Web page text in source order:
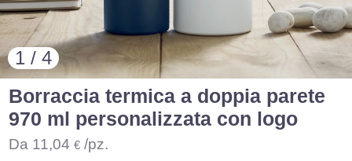
1 / 4
Borraccia termica a doppia parete
970 ml personalizzata con logo
Da 11,04 € /pz.